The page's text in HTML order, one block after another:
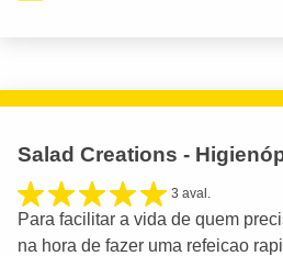
Salad Creations -
3 aval.
Para facilitar a vida de quem
na hora de fazer uma refeicao